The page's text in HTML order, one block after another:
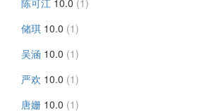
陈可江 10.0 (1)
储琪 10.0 (1)
吴涵 10.0 (1)
严欢 10.0 (1)
唐姗 10.0 (1)